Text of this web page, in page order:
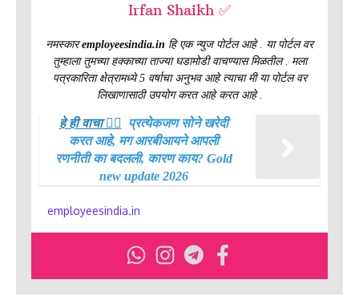
Irfan Shaikh ✅
नमस्कारemployeesindia.in हि एक न्युज पोर्टल आहे . या पोर्टल वर
तुम्हाला तुमच्या हक्काच्या ताज्या घडामोडी वाचण्यास मिळतील . मला
पत्रकारिता क्षेत्रामध्ये 5 वर्षाचा अनुभव आहे त्याचा मी या पोर्टल वर
लिखाणासाठी उपयोग करत आहे करत आहे .
हे ही वाचा 👉🏻
प्रत्येकजण सोने खरेदी
करत आहे, मग आरबीआयने आपली
रणनीती का बदलली, कारण काय? Gold
new update 2026
employeesindia.in